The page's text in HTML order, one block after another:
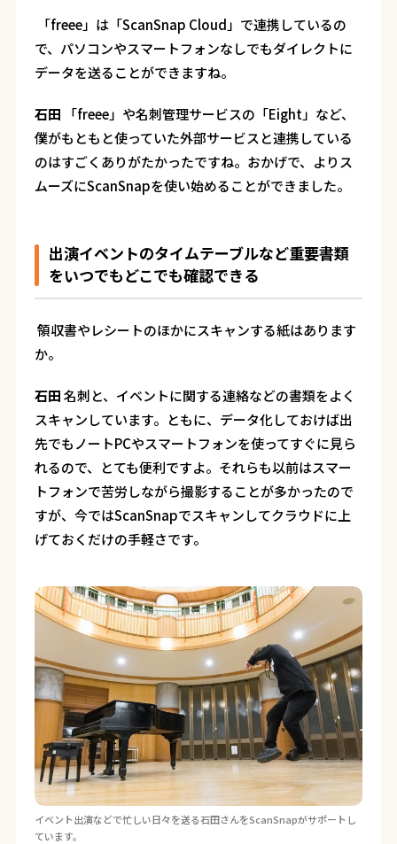
―― 「freee」は「ScanSnap Cloud」で連携しているの
で、パソコンやスマートフォンなしでもダイレクトに
データを送ることができますね。
石田 「freee」や名刺管理サービスの「Eight」など、
僕がもともと使っていた外部サービスと連携している
のはすごくありがたかったですね。おかげで、よりス
ムーズにScanSnapを使い始めることができました。
出演イベントのタイムテーブルなど重要書類
をいつでもどこでも確認できる
領収書やレシートのほかにスキャンする紙はあります
か。
石田名刺と、イベントに関する連絡などの書類をよく
スキャンしています。ともに、データ化しておけば出
先でもノートPCやスマートフォンを使ってすぐに見ら
れるので、とても便利ですよ。それらも以前はスマー
トフォンで苦労しながら撮影することが多かったので
すが、今ではScanSnapでスキャンしてクラウドに上
げておくだけの手軽さです。
イベント出演などで忙しい日々を送る石田さんをScanSnapがサポートし
ています。